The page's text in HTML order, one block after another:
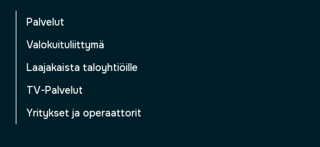
Palvelut
Valokuituliittymä
Laajakaista taloyhtiöille
TV-Palvelut
Yritykset ja operaattorit